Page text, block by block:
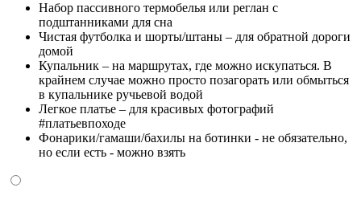
Набор пассивного термобелья или реглан с
подштанниками для сна
Чистая футболка и шорты/штаны – для обратной дороги
домой
Купальник – на маршрутах, где можно искупаться. В
крайнем случае можно просто позагорать или обмыться
в купальнике ручьевой водой
Легкое платье – для красивых фотографий
#платьевпоходе
Фонарики/гамаши/бахилы на ботинки - не обязательно,
но если есть - можно взять